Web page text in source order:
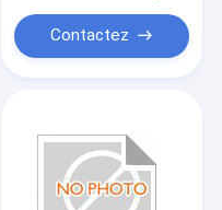
Contactez